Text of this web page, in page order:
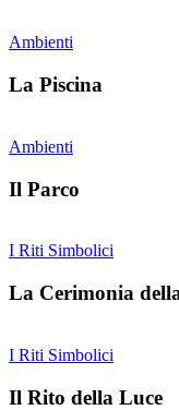
Ambienti
La Piscina
Ambienti
Il Parco
I Riti Simbolici
La Cerimonia
I Riti Simbolici
Il Rito della Luce